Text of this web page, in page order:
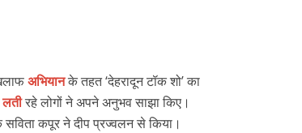
अभियानके तहत ‘देहरादून टॉक शो’ का
रहे लोगों ने अपने अनुभव साझा किए।
कपूर ने दीप प्रज्वलन से किया।